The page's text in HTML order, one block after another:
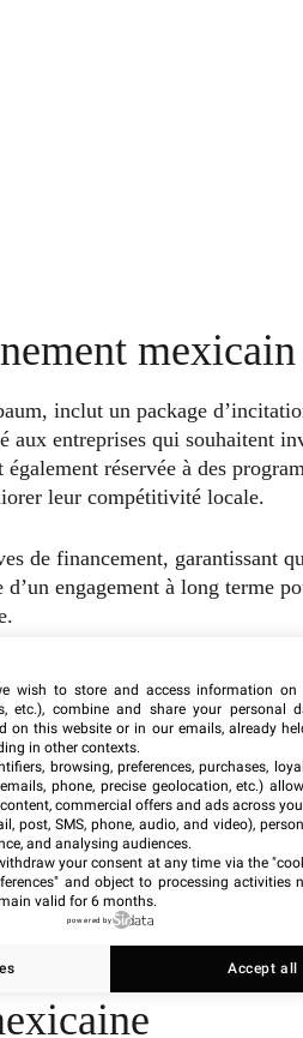
mexicain
inclut un package
aux entreprises qui souhaitent
réservée à des
leur compétitivité locale.
de financement, garantissant
d’un engagement à long terme
wish to store and access information on
etc.), combine and share your personal
on this website or in our emails, already
in other contexts.
browsing, preferences, purchases,
phone, precise geolocation, etc.)
commercial offers and ads across
post, SMS, phone, audio, and video),
and analysing audiences.
your consent at any time via the
and object to processing activities
valid for 6 months.
powered by
Accept all